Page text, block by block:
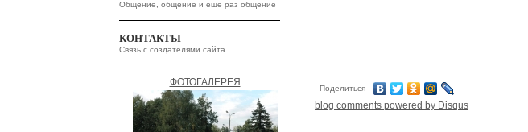
Общение, общение и еще раз общение
КОНТАКТЫ
Связь с создателями сайта
ФОТОГАЛЕРЕЯ
Поделиться
blog comments powered by Disqus